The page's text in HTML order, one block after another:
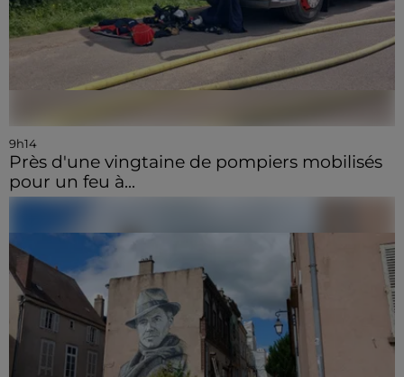
9h14
Près d'une vingtaine de pompiers mobilisés
pour un feu à...